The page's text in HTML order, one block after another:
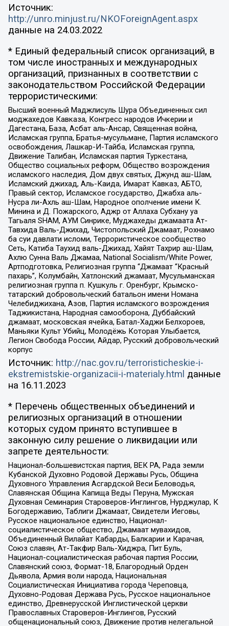
Источник:
http://unro.minjust.ru/NKOForeignAgent.aspx
данные на 24.03.2022
* Единый федеральный список организаций, в
том числе иностранных и международных
организаций, признанных в соответствии с
законодательством Российской Федерации
террористическими:
Высший военный Маджлисуль Шура Объединенных сил
моджахедов Кавказа, Конгресс народов Ичкерии и
Дагестана, База, Асбат аль-Ансар, Священная война,
Исламская группа, Братья-мусульмане, Партия исламского
освобождения, Лашкар-И-Тайба, Исламская группа,
Движение Талибан, Исламская партия Туркестана,
Общество социальных реформ, Общество возрождения
исламского наследия, Дом двух святых, Джунд аш-Шам,
Исламский джихад, Аль-Каида, Имарат Кавказ, АБТО,
Правый сектор, Исламское государство, Джабха аль-
Нусра ли-Ахль аш-Шам, Народное ополчение имени К.
Минина и Д. Пожарского, Аджр от Аллаха Субхану уа
Тагьаля SHAM, АУМ Синрике, Муджахеды джамаата Ат-
Тавхида Валь-Джихад, Чистопольский Джамаат, Рохнамо
ба суи давлати исломи, Террористическое сообщество
Сеть, Катиба Таухид валь-Джихад, Хайят Тахрир аш-Шам,
Ахлю Сунна Валь Джамаа, National Socialism/White Power,
Артподготовка, Религиозная группа “Джамаат “Красный
пахарь”, Колумбайн, Хатлонский джамаат, Мусульманская
религиозная группа п. Кушкуль г. Оренбург, Крымско-
татарский добровольческий батальон имени Номана
Челебиджихана, Азов, Партия исламского возрождения
Таджикистана, Народная самооборона, Дуббайский
джамаат, московская ячейка, Батал-Хаджи Белхороев,
Маньяки Культ Убийц, Молодёжь Которая Улыбается,
Легион Свобода России, Айдар, Русский добровольческий
корпус
Источник: http://nac.gov.ru/terroristicheskie-i-
ekstremistskie-organizacii-i-materialy.html данные
на 16.11.2023
* Перечень общественных объединений и
религиозных организаций в отношении
которых судом принято вступившее в
законную силу решение о ликвидации или
запрете деятельности:
Национал-большевистская партия, ВЕК РА, Рада земли
Кубанской Духовно Родовой Державы Русь, Община
Духовного Управления Асгардской Веси Беловодья,
Славянская Община Капища Веды Перуна, Мужская
Духовная Семинария Староверов-Инглингов, Нурджулар, К
Богодержавию, Таблиги Джамаат, Свидетели Иеговы,
Русское национальное единство, Национал-
социалистическое общество, Джамаат мувахидов,
Объединенный Вилайат Кабарды, Балкарии и Карачая,
Союз славян, Ат-Такфир Валь-Хиджра, Пит Буль,
Национал-социалистическая рабочая партия России,
Славянский союз, Формат-18, Благородный Орден
Дьявола, Армия воли народа, Национальная
Социалистическая Инициатива города Череповца,
Духовно-Родовая Держава Русь, Русское национальное
единство, Древнерусской Инглистической церкви
Православных Староверов-Инглингов, Русский
общенациональный союз, Движение против нелегальной